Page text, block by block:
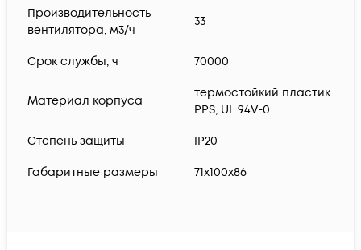
Производительность
вентилятора, м3/ч
33
Срок службы, ч 70000
Материал корпуса
термостойкий пластик
PPS, UL 94V-0
Степень защиты IP20
Габаритные размеры 71х100х86